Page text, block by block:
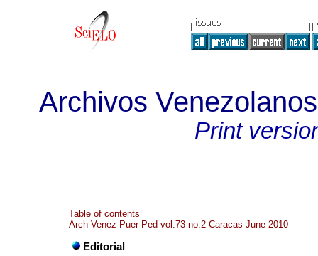
Archivos
Print
Table of contents
Arch Venez Puer Ped vol.73 no.2 Caracas June 2010
Editorial